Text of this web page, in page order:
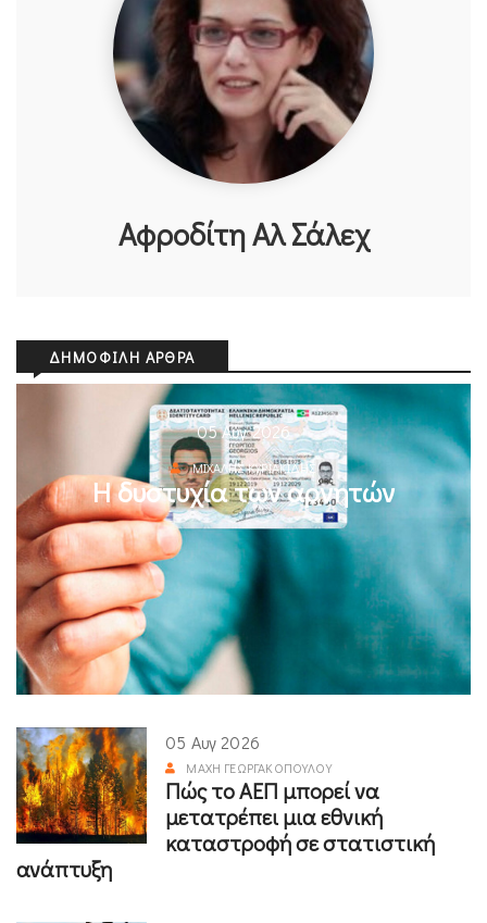
Αφροδίτη Αλ Σάλεχ
ΔΗΜΟΦΙΛΉ ΆΡΘΡΑ
05 Αυγ 2026
ΜΙΧΆΛΗΣ ΚΥΡΙΑΚΊΔΗΣ
Η δυστυχία των αρνητών
05 Αυγ 2026
ΜΆΧΗ ΓΕΩΡΓΑΚΟΠΟΎΛΟΥ
Πώς το ΑΕΠ μπορεί να
μετατρέπει μια εθνική
καταστροφή σε στατιστική
ανάπτυξη